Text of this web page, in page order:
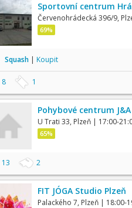
Sportovní centrum
Červenohrádecká 396/9,
69%
Squash | Koupit
8 1
Pohybové centrum J&A
U Trati 33, Plzeň | 17:00-
65%
13 2
FIT JÓGA Studio Plzeň
Palackého 7, Plzeň | 18:00-